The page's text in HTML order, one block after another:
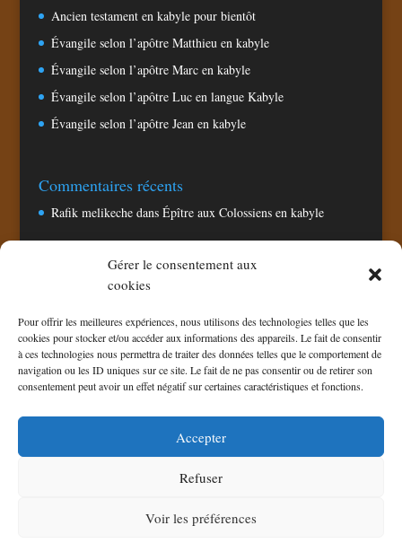
Gérer le consentement aux
cookies
Pour offrir les meilleures expériences, nous utilisons des technologies telles que les
cookies pour stocker et/ou accéder aux informations des appareils. Le fait de consentir
à ces technologies nous permettra de traiter des données telles que le comportement de
navigation ou les ID uniques sur ce site. Le fait de ne pas consentir ou de retirer son
consentement peut avoir un effet négatif sur certaines caractéristiques et fonctions.
Accepter
Refuser
Voir les préférences
Ancien testament en kabyle pour bientôt
Évangile selon l’apôtre Matthieu en kabyle
Évangile selon l’apôtre Marc en kabyle
Évangile selon l’apôtre Luc en langue Kabyle
Évangile selon l’apôtre Jean en kabyle
Commentaires récents
Rafik melikechedans Épître aux Colossiens en kabyle
Chaine TV CNA
Politique de confidentialité
Politique de cookies (UE)